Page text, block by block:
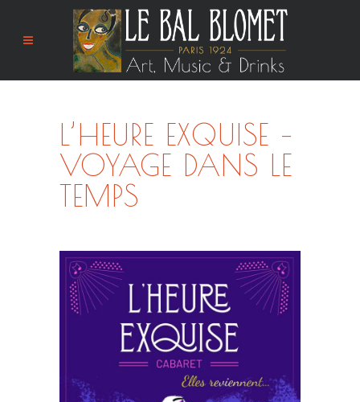
L’HEURE EXQUISE –
VOYAGE DANS LE
TEMPS